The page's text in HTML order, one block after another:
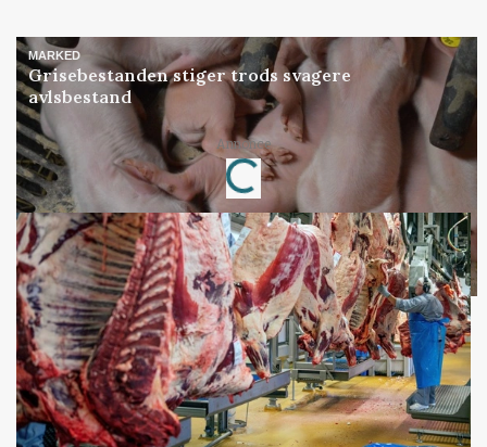
MARKED
Grisebestanden stiger trods svagere
avlsbestand
Annonce
Loading...